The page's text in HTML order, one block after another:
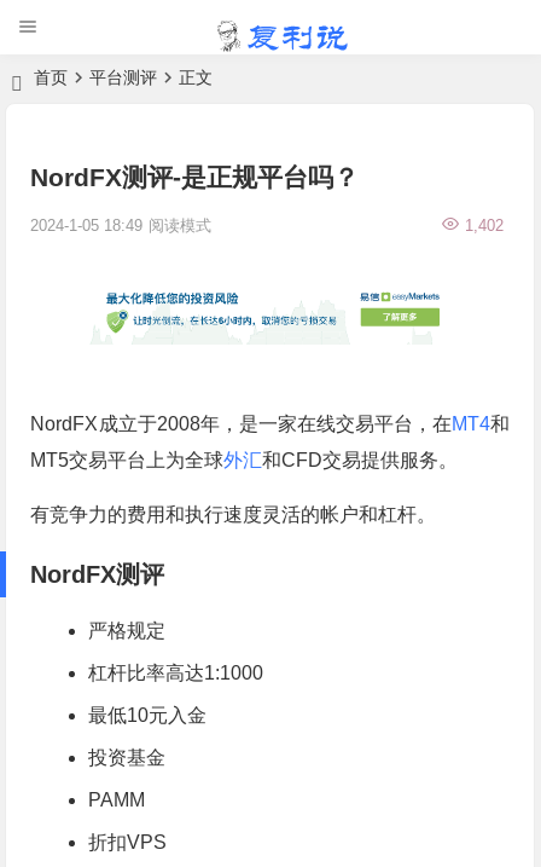
首页 平台测评 正文
NordFX测评-是正规平台吗？
2024-1-05 18:49 1,402
阅读模式
NordFX成立于2008年，是一家在线交易平台，在MT4和
MT5交易平台上为全球外汇和CFD交易提供服务。
有竞争力的费用和执行速度灵活的帐户和杠杆。
NordFX测评
严格规定
杠杆比率高达1:1000
最低10元入金
投资基金
PAMM
折扣VPS